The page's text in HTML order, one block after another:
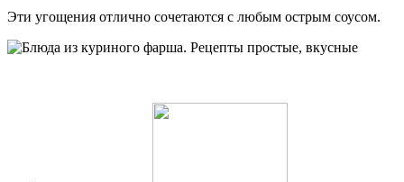
Эти угощения отлично сочетаются с любым острым соусом.